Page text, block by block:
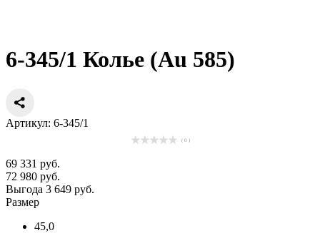
6-345/1 Колье (Au 585)
Артикул: 6-345/1
( 0 )
69 331 руб.
72 980 руб.
Выгода 3 649 руб.
Размер
45,0